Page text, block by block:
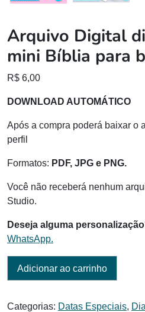
Arquivo Digital
mini Bíblia para
R$ 6,00
DOWNLOAD AUTOMÁTICO
Após a compra poderá baixar o
perfil
Formatos: PDF, JPG e PNG.
Você não receberá nenhum
Studio.
Deseja alguma
WhatsApp.
Adicionar ao carrinho
Categorias: Datas Especiais,